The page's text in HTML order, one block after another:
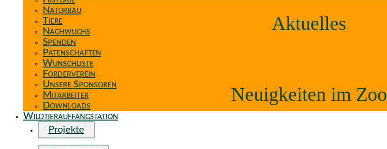
Naturbau
Tiere
Nachwuchs
Spenden
Patenschaften
Wunschliste
Förderverein
Unsere Sponsoren
Mitarbeiter
Downloads
Wildtierauffangstation
Aktuelles
Neuigkeiten im Zoo
Projekte